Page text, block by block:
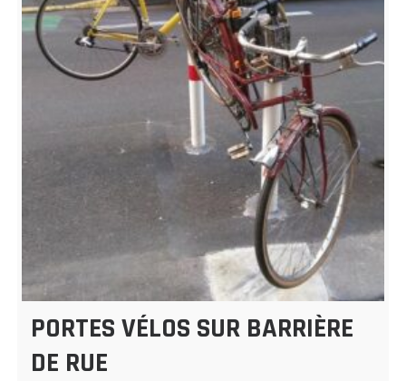
PORTES VÉLOS SUR BARRIÈRE
DE RUE